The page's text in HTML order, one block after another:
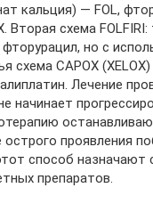
кальция) — FOL,
Вторая схема
но с
схема CAPOX
Лечение
начинает
проявления
способ назначают
препаратов.